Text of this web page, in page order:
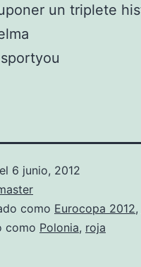
un triplete
6 junio, 2012
como Eurocopa 2012,
como Polonia, roja